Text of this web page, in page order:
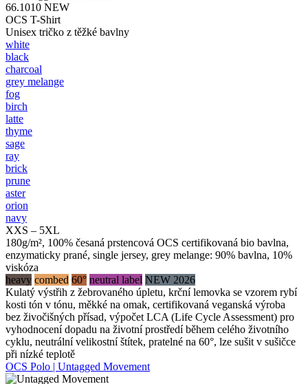
66.1010 NEW
OCS T-Shirt
Unisex tričko z těžké bavlny
white
black
charcoal
grey melange
fog
birch
latte
thyme
sage
ray
brick
prune
aster
orion
navy
XXS – 5XL
180g/m², 100% česaná prstencová OCS certifikovaná bio bavlna,
enzymaticky prané, single jersey, grey melange: 90% bavlna, 10%
viskóza
heavy combed 60° neutral label NEW 2026
Kulatý výstřih z žebrovaného úpletu, krční lemovka se vzorem rybí
kosti tón v tónu, měkké na omak, certifikovaná veganská výroba
bez živočišných přísad, výpočet LCA (Life Cycle Assessment) pro
vyhodnocení dopadu na životní prostředí během celého životního
cyklu, neutrální velikostní štítek, pratelné na 60°, lze sušit v sušičce
při nízké teplotě
OCS Polo | Untagged Movement